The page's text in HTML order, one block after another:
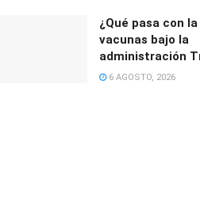
¿Qué pasa con
vacunas bajo la
administración
6 AGOSTO, 2026